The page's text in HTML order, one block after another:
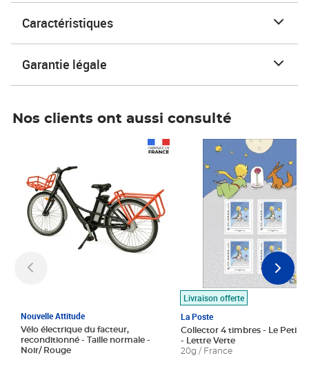
Caractéristiques
Garantie légale
Nos clients ont aussi consulté
Nouvelle Attitude
Vélo électrique du facteur,
reconditionné - Taille normale -
Noir/ Rouge
Livraison offerte
La Poste
Collector 4 timbres - Le Petit
- Lettre Verte
20g / France
Prix 7,50€